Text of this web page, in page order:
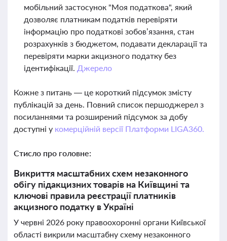
мобільний застосунок "Моя податкова", який
дозволяє платникам податків перевіряти
інформацію про податкові зобов’язання, стан
розрахунків з бюджетом, подавати декларації та
перевіряти марки акцизного податку без
ідентифікації. Джерело
Кожне з питань — це короткий підсумок змісту
публікацій за день. Повний список першоджерел з
посиланнями та розширений підсумок за добу
доступні у комерційній версії Платформи LIGA360.
Стисло про головне:
Викриття масштабних схем незаконного
обігу підакцизних товарів на Київщині та
ключові правила реєстрації платників
акцизного податку в Україні
У червні 2026 року правоохоронні органи Київської
області викрили масштабну схему незаконного